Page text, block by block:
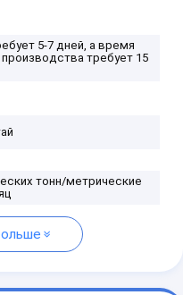
5-7 дней, а время
требует 15
тонн/метрические